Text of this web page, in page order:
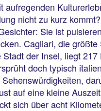
aufregenden
nicht zu kurz
Sie ist
Cagliari, die
der Insel, liegt
doch typisch
auf eine kleine
sich über acht